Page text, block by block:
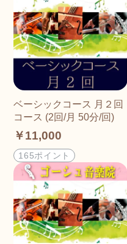
ベーシックコース 月２回
コース (2回/月 50分/回)
￥11,000
165ポイント